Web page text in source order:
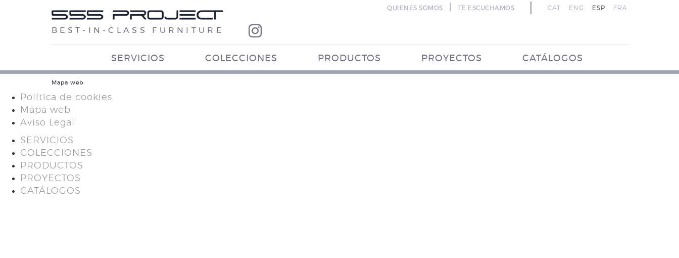
BEST-IN-CLASS FURNITURE
CAT ENG ESP FRA
QUIENES SOMOS TE ESCUCHAMOS
SERVICIOS COLECCIONES PRODUCTOS PROYECTOS CATÁLOGOS
Mapa web
Política de cookies
Mapa web
Aviso Legal
SERVICIOS
COLECCIONES
PRODUCTOS
PROYECTOS
CATÁLOGOS